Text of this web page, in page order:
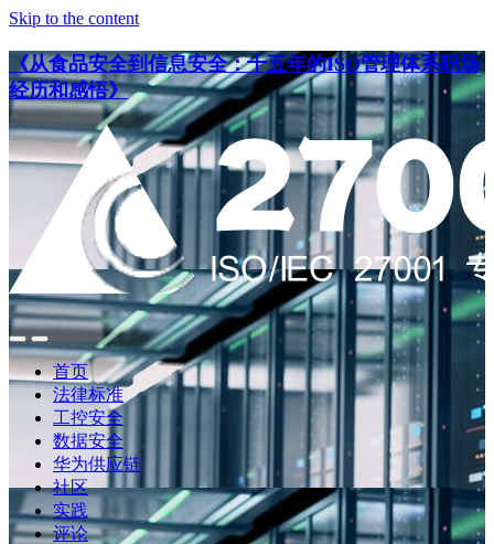
Skip to the content
《从食品安全到信息安全：十五年的ISO管理体系职场
经历和感悟》
点
此
搜
点
此
查
导
航
首页
法律标准
工控安全
数据安全
华为供应链
社区
实践
评论